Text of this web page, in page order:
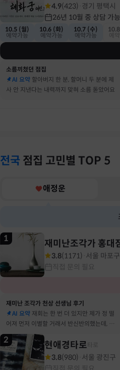
4.9(423) 경기 평택시
26년 10월 중 상담 가능
10.5 (월)
예약가능
10.6 (화)
예약가능
10.7 (수)
예약가능
소름끼쳤던 점집
AI 요약 할아버지 한 분, 할머니 두 분에 제
사 안 지낸다는 내력까지 맞혀 소름 돋았어요
전국 점집 고민별 TOP 5
애정운
1 재미난조각가 홍대
3.8(1171) 서울 마포구
재미난 조각가 천상 선생님 후기
AI 요약 재회는 한 번 더 있지만 제가 정 떨
어져 먼저 이별할 거래서 반신반의했는데, 정
말 재회 후 제가 먼저 헤어지자고 했어요
2 현애경타로
3.8(980) 서울 광진구